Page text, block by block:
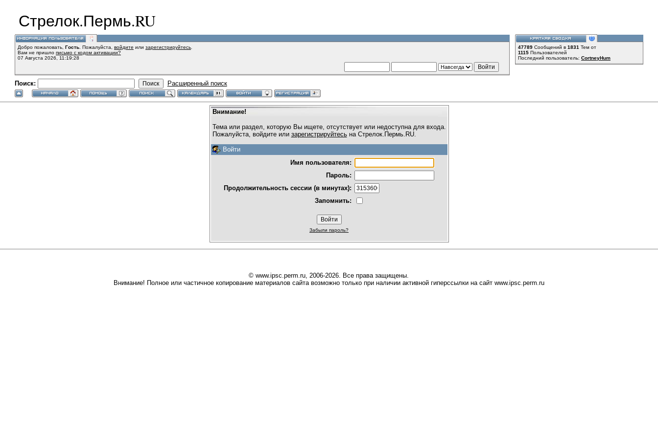
Стрелок.Пермь.RU
Добро пожаловать, Гость . Пожалуйста, войдите или зарегистрируйтесь
Вам не пришло письмо с кодом активации?
07 Августа 2026, 11:19:28
Поиск: Расширенный поиск
47789 Сообщений в 1831 Тем от
1115 Пользователей
Последний пользователь: CortneyHum
Внимание!
Тема или раздел, которую Вы ищете, отсутствует или недоступна для входа.
Пожалуйста, войдите или зарегистрируйтесьна Стрелок.Пермь.RU.
Войти
Имя пользователя:
Пароль:
Продолжительность сессии (в минутах):
Запомнить:
Забыли пароль?
© www.ipsc.perm.ru, 2006-2026. Все права защищены.
Внимание! Полное или частичное копирование материалов сайта возможно только при наличии активной гиперссылки на сайт www.ipsc.perm.ru